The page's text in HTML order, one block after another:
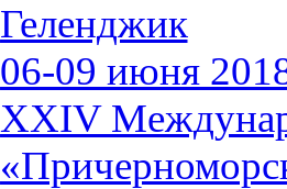
Геленджик
06-09 июня
XXIV